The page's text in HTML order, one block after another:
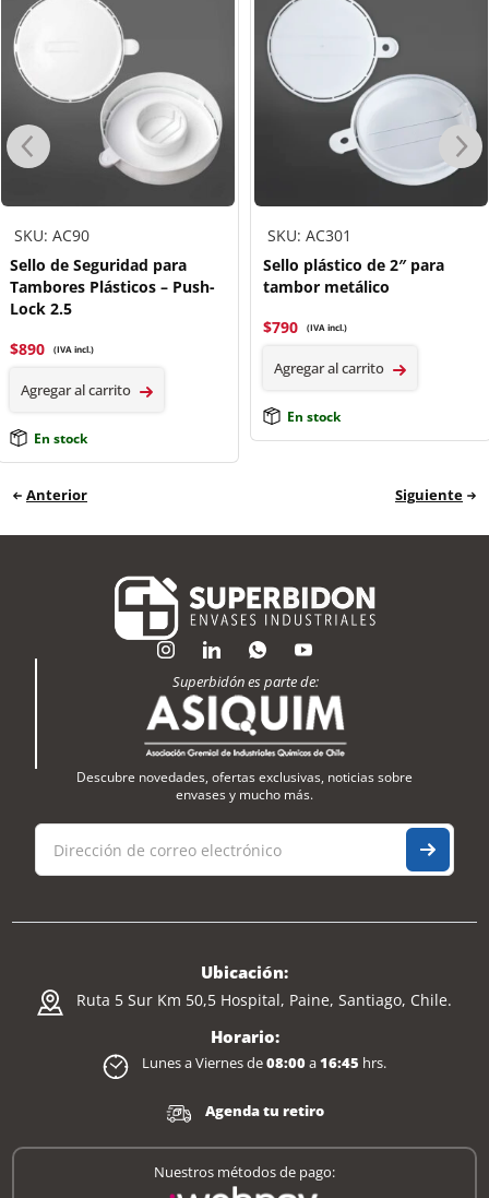
SKU: AC90
Sello de Seguridad para
Tambores Plásticos – Push-
Lock 2.5
$890 (IVA incl.)
Agregar al carrito
En stock
SKU: AC301
Sello plástico de 2″ para
tambor metálico
$790 (IVA incl.)
Agregar al carrito
En stock
Anterior Siguiente
Superbidón es parte de:
Descubre novedades, ofertas exclusivas, noticias sobre
envases y mucho más.
Ubicación:
Ruta 5 Sur Km 50,5 Hospital, Paine, Santiago, Chile.
Horario:
Lunes a Viernes de08:00a16:45 hrs.
Agenda tu retiro
Nuestros métodos de pago: